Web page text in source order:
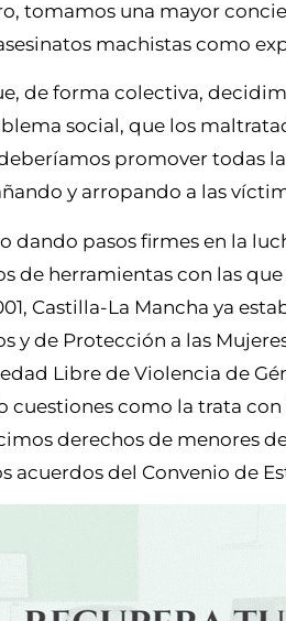
tomamos una mayor
machistas como
de forma colectiva,
social, que los
promover todas
y arropando a las
dando pasos firmes en la
de herramientas con las
Castilla-La Mancha ya
y de Protección a las
Libre de Violencia de
como la trata con
derechos de menores
acuerdos del Convenio de